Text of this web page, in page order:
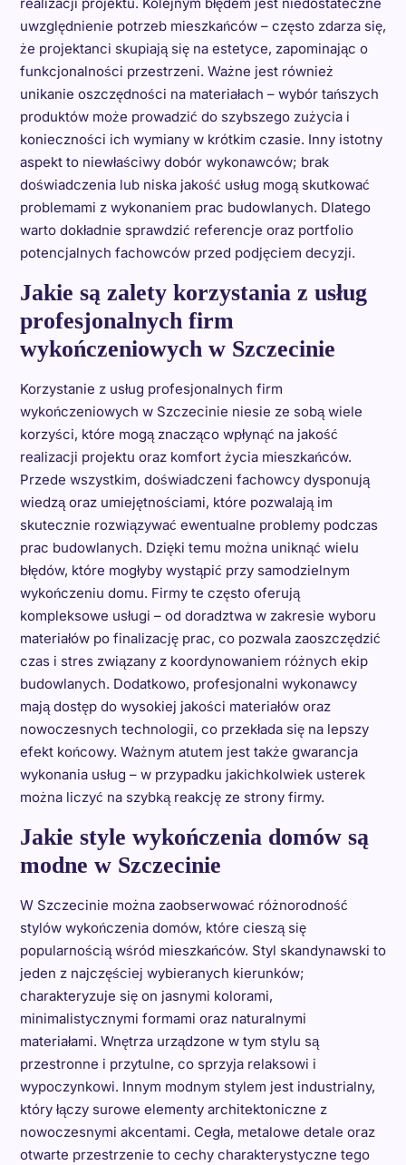
uwzględnienie potrzeb mieszkańców – często zdarza się,
że projektanci skupiają się na estetyce, zapominając o
funkcjonalności przestrzeni. Ważne jest również
unikanie oszczędności na materiałach – wybór tańszych
produktów może prowadzić do szybszego zużycia i
konieczności ich wymiany w krótkim czasie. Inny istotny
aspekt to niewłaściwy dobór wykonawców; brak
doświadczenia lub niska jakość usług mogą skutkować
problemami z wykonaniem prac budowlanych. Dlatego
warto dokładnie sprawdzić referencje oraz portfolio
potencjalnych fachowców przed podjęciem decyzji.
Jakie są zalety korzystania z usług
profesjonalnych firm
wykończeniowych w Szczecinie
Korzystanie z usług profesjonalnych firm
wykończeniowych w Szczecinie niesie ze sobą wiele
korzyści, które mogą znacząco wpłynąć na jakość
realizacji projektu oraz komfort życia mieszkańców.
Przede wszystkim, doświadczeni fachowcy dysponują
wiedzą oraz umiejętnościami, które pozwalają im
skutecznie rozwiązywać ewentualne problemy podczas
prac budowlanych. Dzięki temu można uniknąć wielu
błędów, które mogłyby wystąpić przy samodzielnym
wykończeniu domu. Firmy te często oferują
kompleksowe usługi – od doradztwa w zakresie wyboru
materiałów po finalizację prac, co pozwala zaoszczędzić
czas i stres związany z koordynowaniem różnych ekip
budowlanych. Dodatkowo, profesjonalni wykonawcy
mają dostęp do wysokiej jakości materiałów oraz
nowoczesnych technologii, co przekłada się na lepszy
efekt końcowy. Ważnym atutem jest także gwarancja
wykonania usług – w przypadku jakichkolwiek usterek
można liczyć na szybką reakcję ze strony firmy.
Jakie style wykończenia domów są
modne w Szczecinie
W Szczecinie można zaobserwować różnorodność
stylów wykończenia domów, które cieszą się
popularnością wśród mieszkańców. Styl skandynawski to
jeden z najczęściej wybieranych kierunków;
charakteryzuje się on jasnymi kolorami,
minimalistycznymi formami oraz naturalnymi
materiałami. Wnętrza urządzone w tym stylu są
przestronne i przytulne, co sprzyja relaksowi i
wypoczynkowi. Innym modnym stylem jest industrialny,
który łączy surowe elementy architektoniczne z
nowoczesnymi akcentami. Cegła, metalowe detale oraz
otwarte przestrzenie to cechy charakterystyczne tego